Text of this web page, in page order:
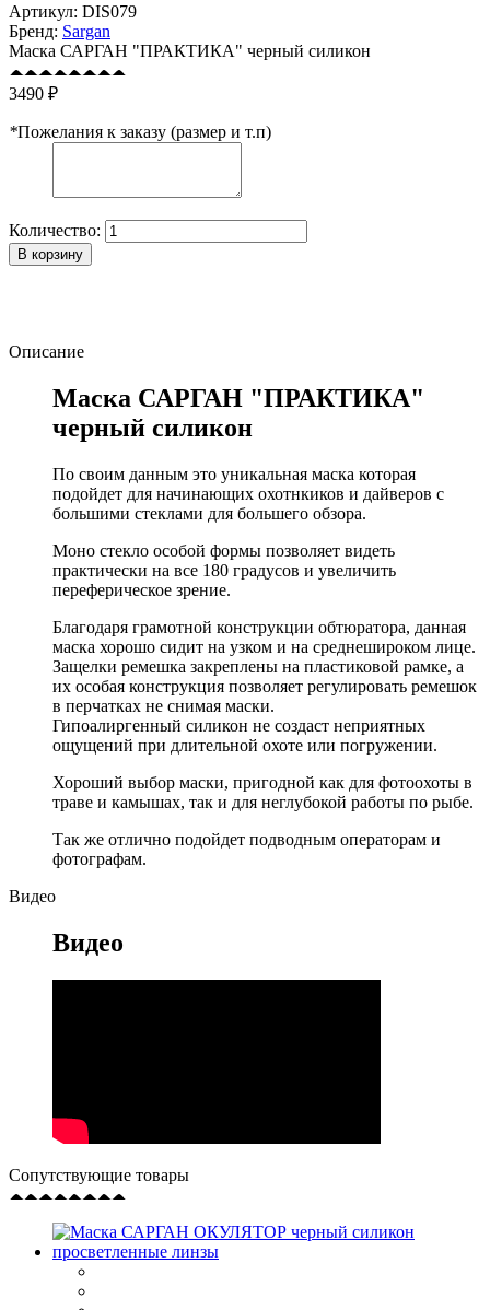
Артикул: DIS079
Бренд: Sargan
Маска САРГАН "ПРАКТИКА" черный силикон
3490 ₽
*Пожелания к заказу (размер и т.п)
Количество:
В корзину
Описание
Маска САРГАН "ПРАКТИКА"
черный силикон
По своим данным это уникальная маска которая
подойдет для начинающих охотнкиков и дайверов с
большими стеклами для большего обзора.
Моно стекло особой формы позволяет видеть
практически на все 180 градусов и увеличить
переферическое зрение.
Благодаря грамотной конструкции обтюратора, данная
маска хорошо сидит на узком и на среднешироком лице.
Защелки ремешка закреплены на пластиковой рамке, а
их особая конструкция позволяет регулировать ремешок
в перчатках не снимая маски.
Гипоалиргенный силикон не создаст неприятных
ощущений при длительной охоте или погружении.
Хороший выбор маски, пригодной как для фотоохоты в
траве и камышах, так и для неглубокой работы по рыбе.
Так же отлично подойдет подводным операторам и
фотографам.
Видео
Видео
Сопутствующие товары